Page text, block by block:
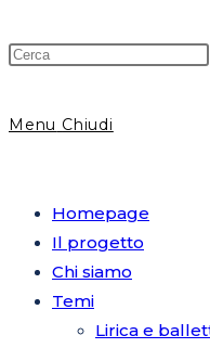
Menu Chiudi
Homepage
Il progetto
Chi siamo
Temi
Lirica e